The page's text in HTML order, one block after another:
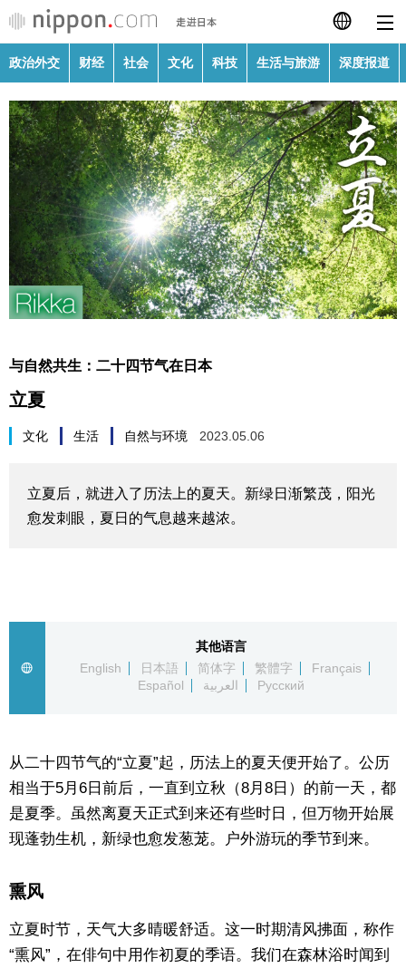
日本語
English
繁體字
Français
Español
العربية
政治外交
财经
社会
生活与旅游
深度报道
人物访谈
东京
编辑部通知
SNS
政治外交 财经 社会 文化 科技 生活与旅游 深度报道
与自然共生：二十四节气在日本
立夏
文化 生活 自然与环境 2023.05.06
立夏后，就进入了历法上的夏天。新绿日渐繁茂，阳光
愈发刺眼，夏日的气息越来越浓。
其他语言
English
日本語 简体字 繁體字
Français
Español
العربية Русский
从二十四节气的“立夏”起，历法上的夏天便开始了。公历
相当于5月6日前后，一直到立秋（8月8日）的前一天，都
是夏季。虽然离夏天正式到来还有些时日，但万物开始展
现蓬勃生机，新绿也愈发葱茏。户外游玩的季节到来。
熏风
立夏时节，天气大多晴暖舒适。这一时期清风拂面，称作
“熏风”，在俳句中用作初夏的季语。我们在森林浴时闻到